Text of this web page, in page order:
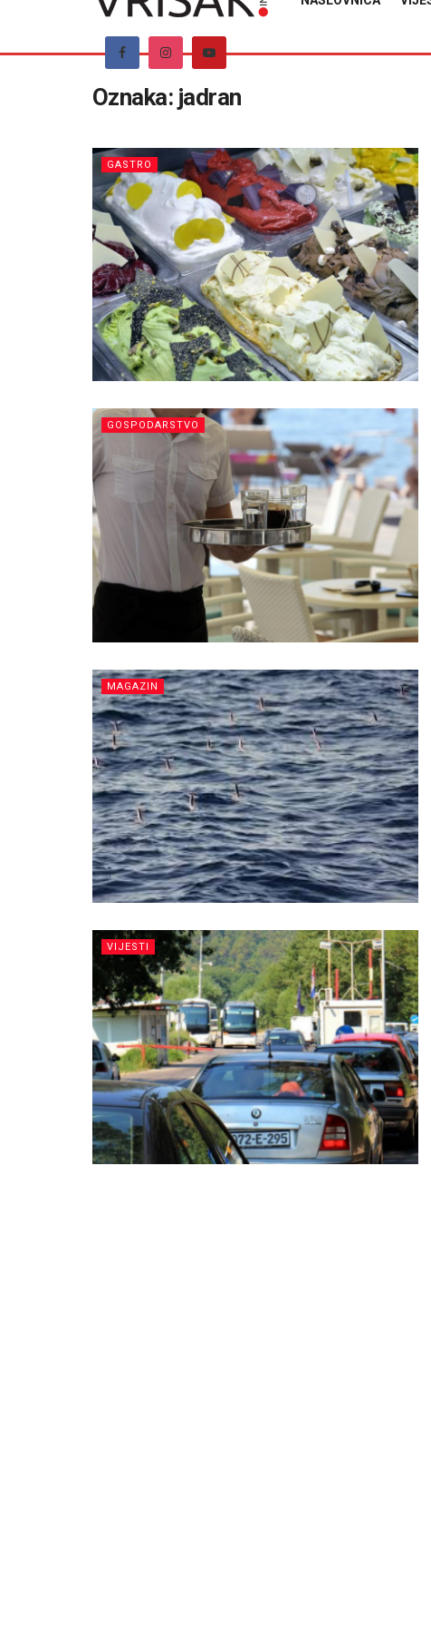
Oznaka: jadran
GASTRO
GOSPODARSTVO
MAGAZIN
VIJESTI